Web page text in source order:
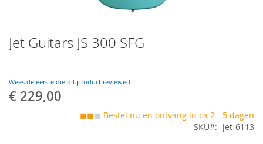
Jet Guitars JS 300 SFG
Wees de eerste die dit product reviewed
€ 229,00
◼◼◼ Bestel nu en ontvang in ca 2 - 5 dagen
SKU
jet-6113
to
the
the
images